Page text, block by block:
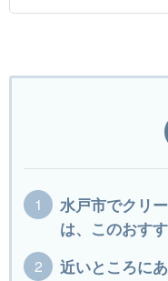
水戸市でクリ
は、このおすす
近いところに